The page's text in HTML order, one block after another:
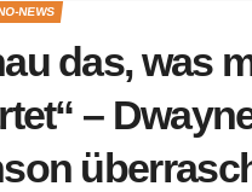
NEWS
das, was
–